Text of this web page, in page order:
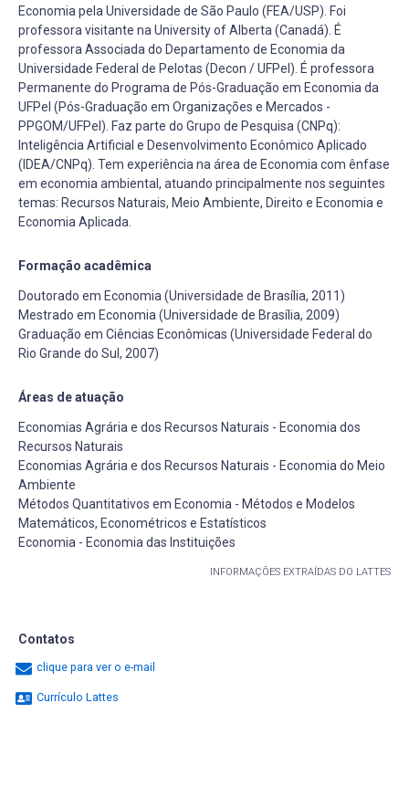
Economia pela Universidade de São Paulo (FEA/USP). Foi
professora visitante na University of Alberta (Canadá). É
professora Associada do Departamento de Economia da
Universidade Federal de Pelotas (Decon / UFPel). É professora
Permanente do Programa de Pós-Graduação em Economia da
UFPel (Pós-Graduação em Organizações e Mercados -
PPGOM/UFPel). Faz parte do Grupo de Pesquisa (CNPq):
Inteligência Artificial e Desenvolvimento Econômico Aplicado
(IDEA/CNPq). Tem experiência na área de Economia com ênfase
em economia ambiental, atuando principalmente nos seguintes
temas: Recursos Naturais, Meio Ambiente, Direito e Economia e
Economia Aplicada.
Formação acadêmica
Doutorado em Economia (Universidade de Brasília, 2011)
Mestrado em Economia (Universidade de Brasília, 2009)
Graduação em Ciências Econômicas (Universidade Federal do
Rio Grande do Sul, 2007)
Áreas de atuação
Economias Agrária e dos Recursos Naturais - Economia dos
Recursos Naturais
Economias Agrária e dos Recursos Naturais - Economia do Meio
Ambiente
Métodos Quantitativos em Economia - Métodos e Modelos
Matemáticos, Econométricos e Estatísticos
Economia - Economia das Instituições
INFORMAÇÕES EXTRAÍDAS DO LATTES
Contatos
clique para ver o e-mail
Currículo Lattes